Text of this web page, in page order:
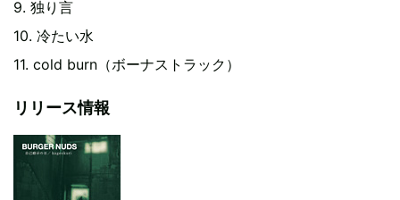
9. 独り言
10. 冷たい水
11. cold burn（ボーナストラック）
リリース情報